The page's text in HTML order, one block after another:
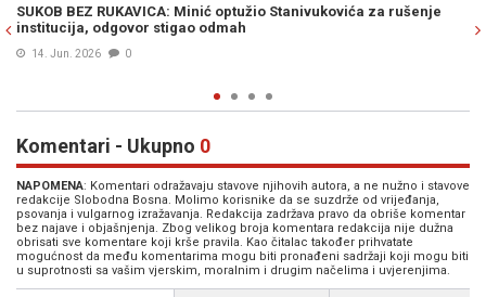
DODIK ISMIJAVA STANIVUKOVIĆA, OBJAVIO SLIKU UZ OPIS:
je porastao bicikl!“ (FOTO)
16. Apr. 2026
Komentari - Ukupno 0
NAPOMENA: Komentari odražavaju stavove njihovih autora, a ne nužno i stavove
redakcije Slobodna Bosna. Molimo korisnike da se suzdrže od vrijeđanja,
psovanja i vulgarnog izražavanja. Redakcija zadržava pravo da obriše komentar
bez najave i objašnjenja. Zbog velikog broja komentara redakcija nije dužna
obrisati sve komentare koji krše pravila. Kao čitalac također prihvatate
mogućnost da među komentarima mogu biti pronađeni sadržaji koji mogu biti
u suprotnosti sa vašim vjerskim, moralnim i drugim načelima i uvjerenjima.